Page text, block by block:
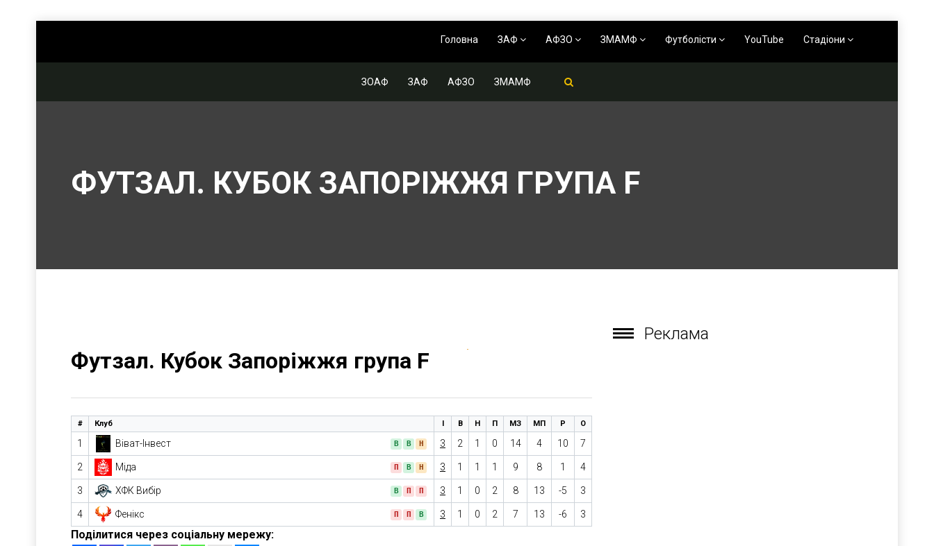
Головна ЗАФ АФЗО ЗМАМФ Футболісти YouTube Стадіони
ЗОАФ ЗАФ АФЗО ЗМАМФ
ФУТЗАЛ. КУБОК ЗАПОРІЖЖЯ ГРУПА F
Футзал. Кубок Запоріжжя група F
# Клуб І В Н П МЗ МП Р О
1 Віват-Інвест В В Н 3 2 1 0 14 4 10 7
2 Міда П В Н 3 1 1 1 9 8 1 4
3 ХФК Вибір В П П 3 1 0 2 8 13 -5 3
4 Фенікс П П В 3 1 0 2 7 13 -6 3
Поділитися через соціальну мережу:
Реклама